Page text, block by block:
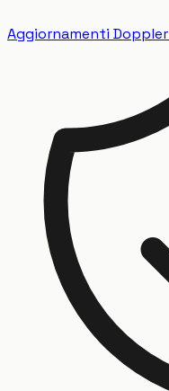
Aggiornamenti Doppler